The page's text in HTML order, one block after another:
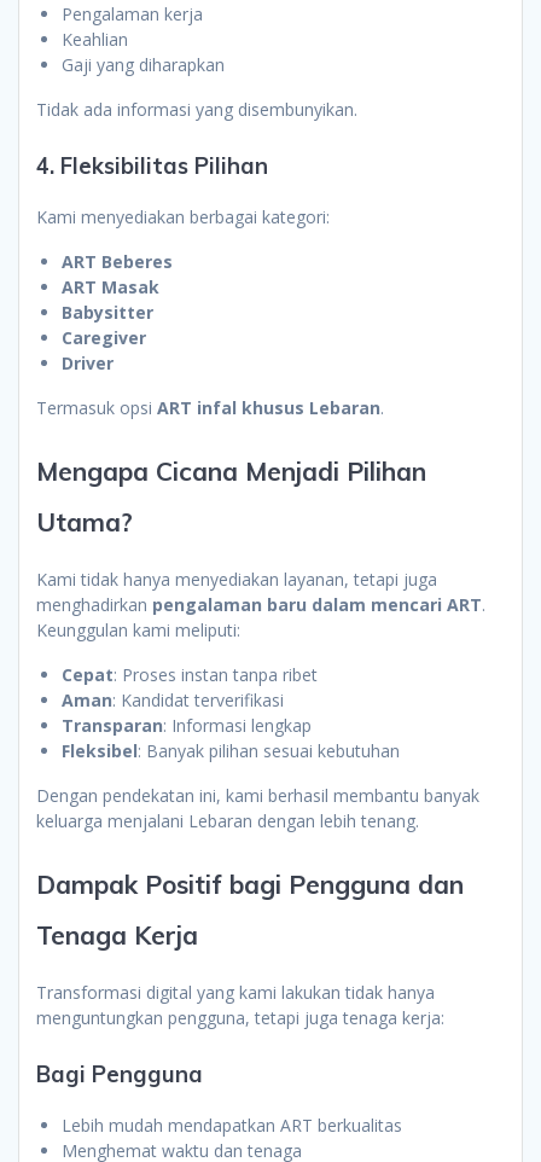
Pengalaman kerja
Keahlian
Gaji yang diharapkan
Tidak ada informasi yang disembunyikan.
4. Fleksibilitas Pilihan
Kami menyediakan berbagai kategori:
ART Beberes
ART Masak
Babysitter
Caregiver
Driver
Termasuk opsi ART infal khusus Lebaran.
Mengapa Cicana Menjadi Pilihan
Utama?
Kami tidak hanya menyediakan layanan, tetapi juga
menghadirkan pengalaman baru dalam mencari ART.
Keunggulan kami meliputi:
Cepat: Proses instan tanpa ribet
Aman: Kandidat terverifikasi
Transparan: Informasi lengkap
Fleksibel: Banyak pilihan sesuai kebutuhan
Dengan pendekatan ini, kami berhasil membantu banyak
keluarga menjalani Lebaran dengan lebih tenang.
Dampak Positif bagi Pengguna dan
Tenaga Kerja
Transformasi digital yang kami lakukan tidak hanya
menguntungkan pengguna, tetapi juga tenaga kerja:
Bagi Pengguna
Lebih mudah mendapatkan ART berkualitas
Menghemat waktu dan tenaga